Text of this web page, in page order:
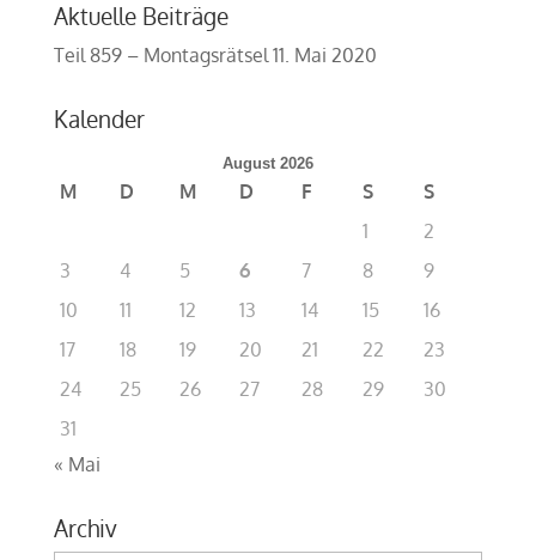
Aktuelle Beiträge
Teil 859 – Montagsrätsel 11. Mai 2020
Kalender
August 2026
M D M D F S
S
1
2
3
4 5 6 7 8
9
10
11 12 13 14 15
16
17
18 19 20 21 22
23
24
25 26 27 28 29
30
31
« Mai
Archiv